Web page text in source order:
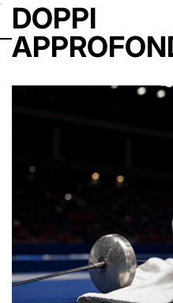
DOPPI